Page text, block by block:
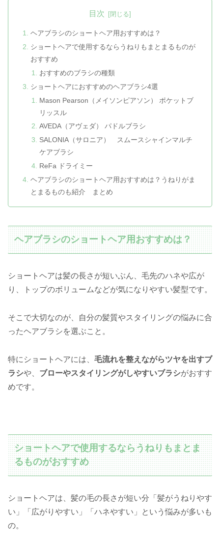
目次
ヘアブラシのショートヘア用おすすめは？
ショートヘアで使用するならうねりもまとまるものが
おすすめ
おすすめのブラシの種類
ショートヘアにおすすめのヘアブラシ4選
Mason Pearson（メイソンピアソン） ポケットブ
リッスル
AVEDA（アヴェダ） パドルブラシ
SALONIA（サロニア） スムースシャインマルチ
ケアブラシ
ReFa ドライミー
ヘアブラシのショートヘア用おすすめは？うねりがま
とまるものも紹介 まとめ
ヘアブラシのショートヘア用おすすめは？
ショートヘアは髪の長さが短いぶん、毛先のハネや広が
り、トップのボリュームなどが気になりやすい髪型です。
そこで大切なのが、自分の髪質やスタイリングの悩みに合
ったヘアブラシを選ぶこと。
特にショートヘアには、 毛流れを整えながらツヤを出すブ
ラシや、 ブローやスタイリングがしやすいブラシがおすす
めです。
ショートヘアで使用するならうねりもまとま
るものがおすすめ
ショートヘアは、髪の毛の長さが短い分「髪がうねりやす
い」「広がりやすい」「ハネやすい」という悩みが多いも
の。